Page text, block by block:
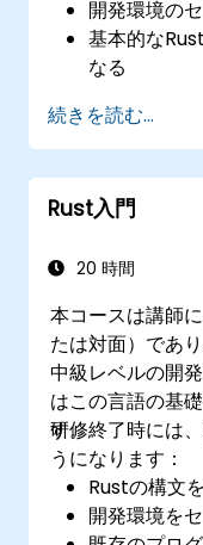
開発環境の
基本的な
なる
よく発生す
続きを読む...
Rust入門
20 時間
本コースは講師
たは対面）であ
中級レベルの開
はこの言語の基
す。
研修終了時には
うになります：
Rustの構文
開発環境を